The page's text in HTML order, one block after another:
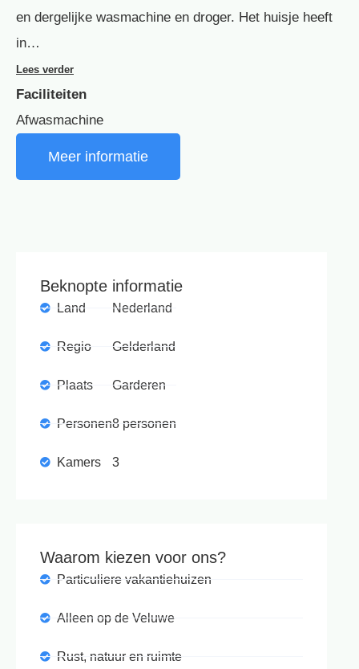
en dergelijke wasmachine en droger. Het huisje heeft
in…
Lees verder
Faciliteiten
Afwasmachine
Meer informatie
Beknopte informatie
Land
Regio
Plaats
Personen
Kamers
Nederland
Gelderland
Garderen
8 personen
3
Waarom kiezen voor ons?
Particuliere vakantiehuizen
Alleen op de Veluwe
Rust, natuur en ruimte